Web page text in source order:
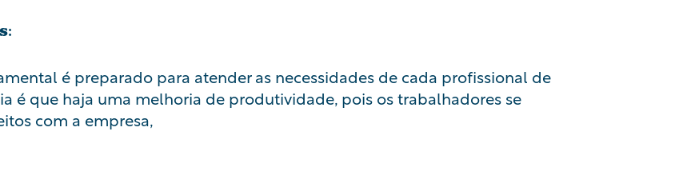
:
é preparado para atender as necessidades de cada profissional de
é que haja uma melhoria de produtividade, pois os trabalhadores se
com a empresa,